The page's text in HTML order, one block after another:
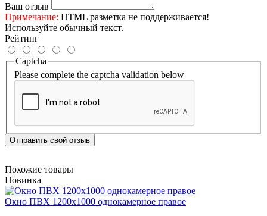
Ваш отзыв
Примечание: HTML разметка не поддерживается!
Используйте обычный текст.
Рейтинг
Captcha
Please complete the captcha validation below
Отправить свой отзыв
Похожие товары
Новинка
Окно ПВХ 1200х1000 однокамерное правое